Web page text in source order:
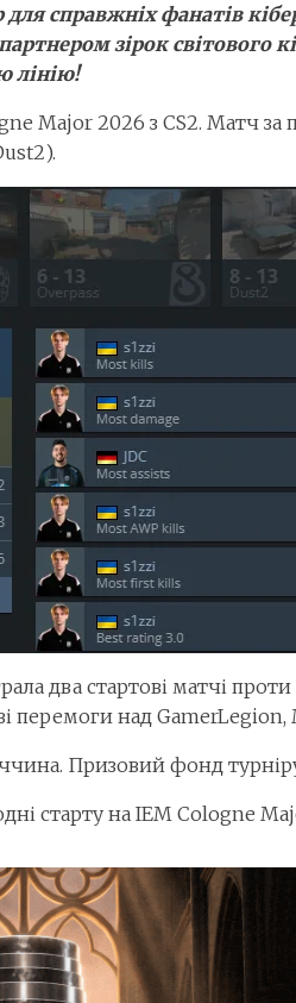
справжніх фанатів
зірок світового
лінію!
Major 2026 з CS2. Матч за
два стартові матчі
перемоги над GamerLegion,
Призовий фонд
старту на IEM Cologne